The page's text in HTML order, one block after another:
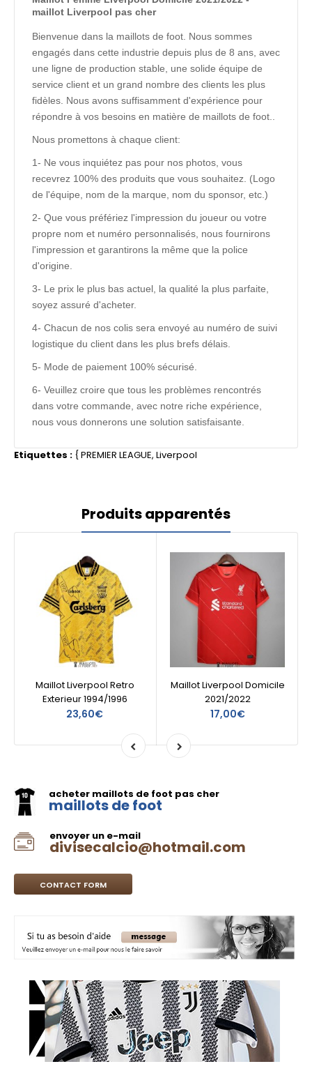
maillot Liverpool pas cher
Bienvenue dans la maillots de foot. Nous sommes
engagés dans cette industrie depuis plus de 8 ans, avec
une ligne de production stable, une solide équipe de
service client et un grand nombre des clients les plus
fidèles. Nous avons suffisamment d'expérience pour
répondre à vos besoins en matière de maillots de foot..
Nous promettons à chaque client:
1- Ne vous inquiétez pas pour nos photos, vous
recevrez 100% des produits que vous souhaitez. (Logo
de l'équipe, nom de la marque, nom du sponsor, etc.)
2- Que vous préfériez l'impression du joueur ou votre
propre nom et numéro personnalisés, nous fournirons
l'impression et garantirons la même que la police
d'origine.
3- Le prix le plus bas actuel, la qualité la plus parfaite,
soyez assuré d'acheter.
4- Chacun de nos colis sera envoyé au numéro de suivi
logistique du client dans les plus brefs délais.
5- Mode de paiement 100% sécurisé.
6- Veuillez croire que tous les problèmes rencontrés
dans votre commande, avec notre riche expérience,
nous vous donnerons une solution satisfaisante.
Etiquettes : {PREMIER LEAGUE, Liverpool
Produits apparentés
Maillot Liverpool Retro
Exterieur 1994/1996
23,60€
Maillot Liverpool Domicile
2021/2022
17,00€
acheter maillots de foot pas cher
maillots de foot
envoyer un e-mail
divisecalcio@hotmail.com
CONTACT FORM